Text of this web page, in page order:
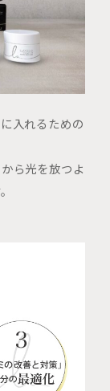
入れるための
ら光を放つよ